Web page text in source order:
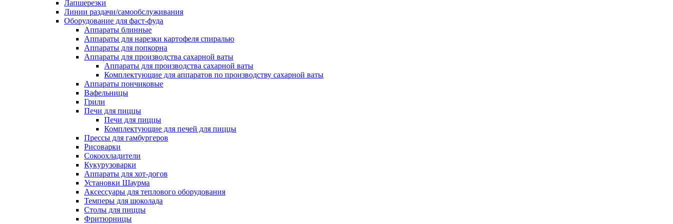
Лапшерезки
Линии раздачи/самообслуживания
Оборудование для фаст-фуда
Аппараты блинные
Аппараты для нарезки картофеля спиралью
Аппараты для попкорна
Аппараты для производства сахарной ваты
Аппараты для производства сахарной ваты
Комплектующие для аппаратов по производству сахарной ваты
Аппараты пончиковые
Вафельницы
Грили
Печи для пиццы
Печи для пиццы
Комплектующие для печей для пиццы
Прессы для гамбургеров
Рисоварки
Сокоохладители
Кукурузоварки
Аппараты для хот-догов
Установки Шаурма
Аксессуары для теплового оборудования
Темперы для шоколада
Столы для пиццы
Фритюрницы